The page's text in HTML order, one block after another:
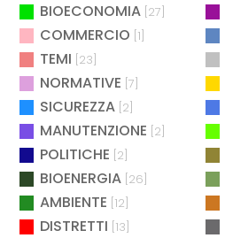
BIOECONOMIA [27]
COMMERCIO [1]
TEMI [23]
NORMATIVE [7]
SICUREZZA [2]
MANUTENZIONE [2]
POLITICHE [2]
BIOENERGIA [26]
AMBIENTE [12]
DISTRETTI [13]